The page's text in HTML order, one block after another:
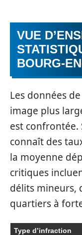
VUE
BOURG-
Les données
image plus
est confrontée.
connaît des
la moyenne
critiques
délits mineurs,
quartiers à
Type d’infraction